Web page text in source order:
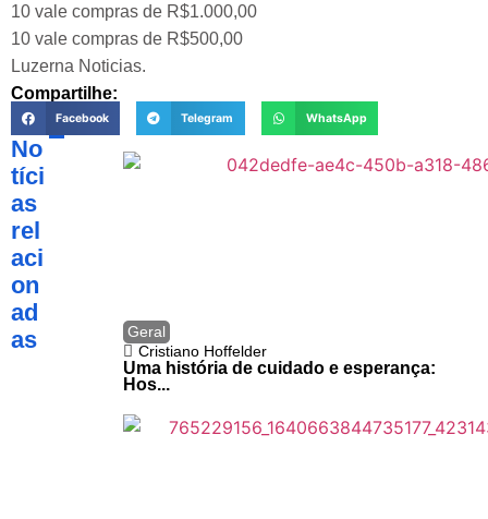
10 vale compras de R$1.000,00
10 vale compras de R$500,00
Luzerna Noticias.
Compartilhe:
Facebook Telegram WhatsApp
No
tíci
as
rel
aci
on
ad
as
Geral
Cristiano Hoffelder
Uma história de cuidado e esperança:
Hos...